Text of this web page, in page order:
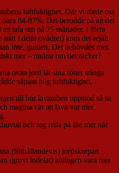
luftfuktighet. Där vi rörde oss
84-87%. Det berodde på att det
tala om på 25 månader. I förra
mitt i detta ovädret) kom det rejält
inte, guiden. Det behövdes mer.
mer – undrar om det räcker?
ovan jord lät sina rötter tränga
såpass hög luftfuktighet.
till hur lavatuben uppstod så sa
magma var att lava var mer
och tog reda på lite mer när
(förhållandevis) jordskorpan
(grovt indelat) antingen vara mer